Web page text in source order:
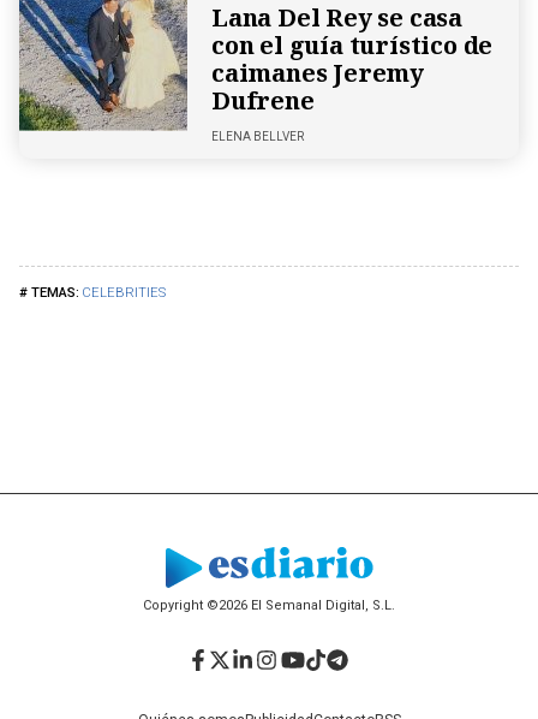
CELEBRITIES
Lana Del Rey se casa
con el guía turístico de
caimanes Jeremy
Dufrene
ELENA BELLVER
Copyright ©2026 El Semanal Digital, S.L.
Facebook
Twitter
LinkedIn
Instagram
YouTube
TikTok
Telegram